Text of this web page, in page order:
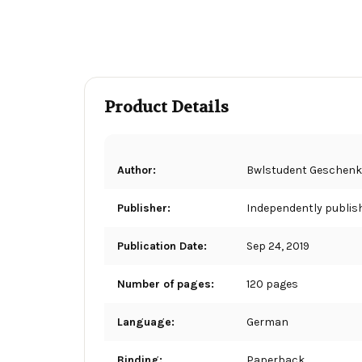
Product Details
Author: Bwlstudent Geschenk
Publisher: Independently
Publication Date: Sep 24, 2019
Number of pages: 120 pages
Language: German